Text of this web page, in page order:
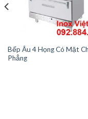
Bếp Âu 4 Họng Có Mặt
Phẳng